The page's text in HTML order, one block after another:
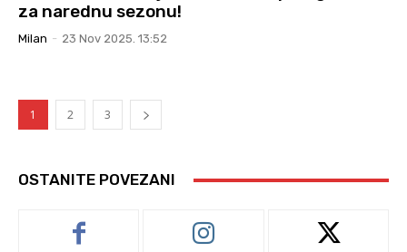
za narednu sezonu!
Milan - 23 Nov 2025. 13:52
1 2 3
OSTANITE POVEZANI